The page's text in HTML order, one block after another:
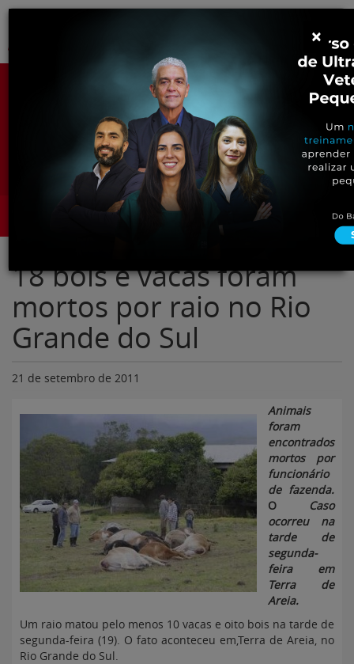
Portal para Profissionais Veterinários
Assine Gratuitamente
18 bois e vacas foram
mortos por raio no Rio
Grande do Sul
21 de setembro de 2011
Animais
foram
encontrados
mortos por
funcionário
de fazenda.
O
Caso
ocorreu na
tarde de
segunda-
feira em
Terra de
Areia.
Um raio matou pelo menos 10 vacas e oito bois na tarde de
segunda-feira (19). O fato aconteceu em,Terra de Areia, no
Rio Grande do Sul.
×